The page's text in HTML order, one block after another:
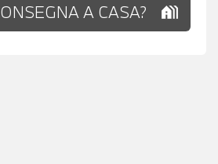
A CASA? holiday_village